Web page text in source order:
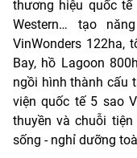
thương hiệu quốc tế
Western… tạo
VinWonders 122ha,
Bay, hồ Lagoon
ngồi hình thành cấu
viện quốc tế 5 sao
thuyền và chuỗi
sống - nghỉ dưỡng